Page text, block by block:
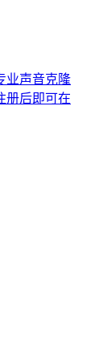
业声音克隆
册后即可在